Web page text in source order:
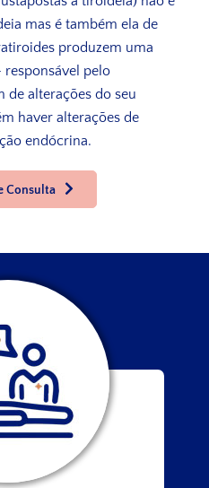
mas é também ela de
produzem uma
pelo
de alterações do seu
haver alterações de
endócrina.
Consulta